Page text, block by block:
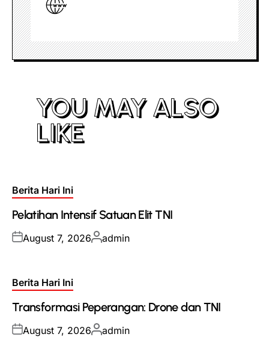
YOU MAY ALSO
LIKE
Posted
Berita Hari Ini
Pelatihan Intensif Satuan Elit TNI
Posted
August 7, 2026Posted
admin
Posted
Berita Hari Ini
Transformasi Peperangan: Drone dan TNI
Posted
August 7, 2026Posted
admin